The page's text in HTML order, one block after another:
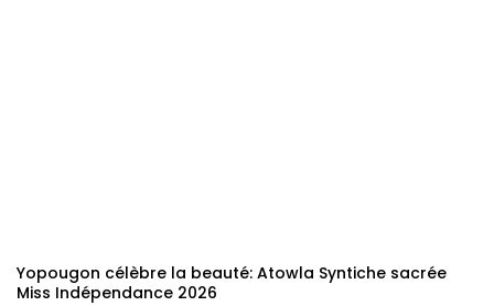
Yopougon célèbre la beauté: Atowla Syntiche sacrée
Miss Indépendance 2026